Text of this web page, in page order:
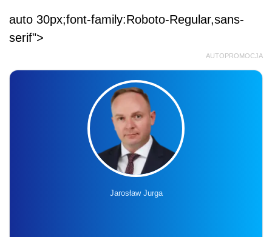
auto 30px;font-family:Roboto-Regular,sans-
serif">
AUTOPROMOCJA
Jarosław Jurga